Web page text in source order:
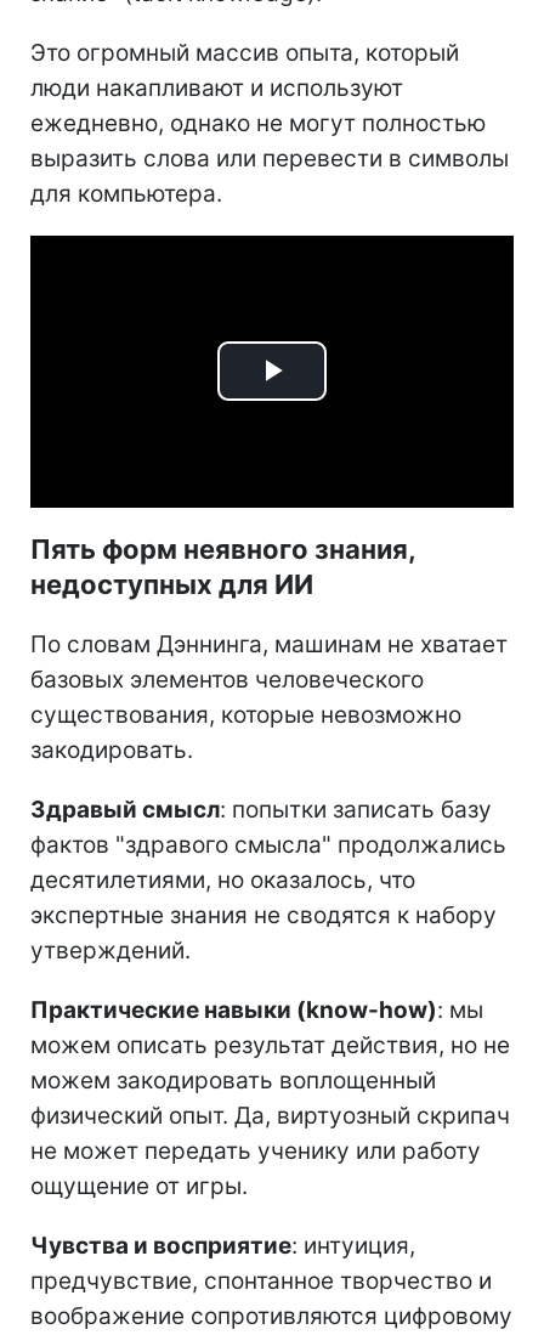
Это огромный массив опыта, который
люди накапливают и используют
ежедневно, однако не могут полностью
выразить слова или перевести в символы
для компьютера.
Play
Пять форм неявного знания,
недоступных для ИИ
По словам Дэннинга, машинам не хватает
базовых элементов человеческого
существования, которые невозможно
закодировать.
Здравый смысл: попытки записать базу
фактов "здравого смысла" продолжались
десятилетиями, но оказалось, что
экспертные знания не сводятся к набору
утверждений.
Практические навыки (know-how): мы
можем описать результат действия, но не
можем закодировать воплощенный
физический опыт. Да, виртуозный скрипач
не может передать ученику или работу
ощущение от игры.
Чувства и восприятие: интуиция,
предчувствие, спонтанное творчество и
воображение сопротивляются цифровому